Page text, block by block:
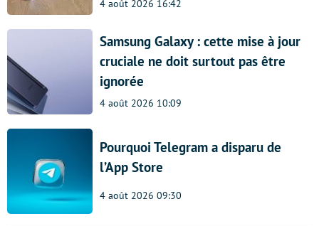
4 août 2026 16:42
Samsung Galaxy : cette mise à jour
cruciale ne doit surtout pas être
ignorée
4 août 2026 10:09
Pourquoi Telegram a disparu de
l’App Store
4 août 2026 09:30